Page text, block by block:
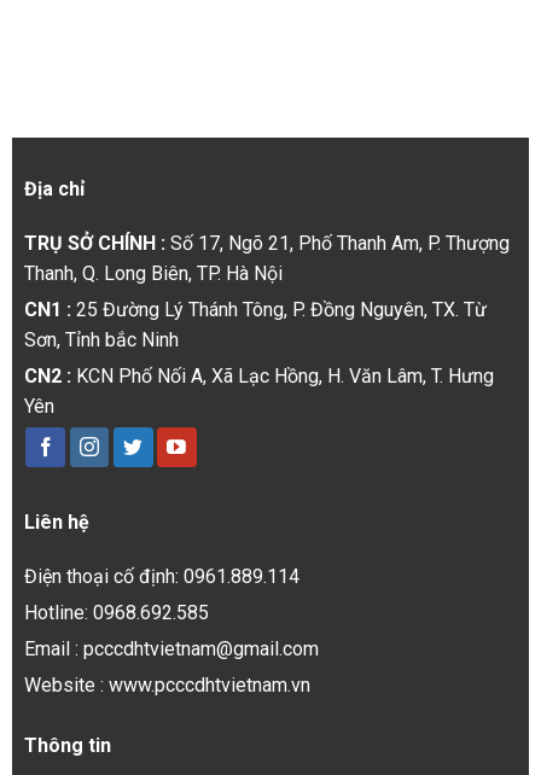
Địa chỉ
TRỤ SỞ CHÍNH : Số 17, Ngõ 21, Phố Thanh Am, P. Thượng
Thanh, Q. Long Biên, TP. Hà Nội
CN1 : 25 Đường Lý Thánh Tông, P. Đồng Nguyên, TX. Từ
Sơn, Tỉnh bắc Ninh
CN2 : KCN Phố Nối A, Xã Lạc Hồng, H. Văn Lâm, T. Hưng
Yên
Liên hệ
Điện thoại cố định: 0961.889.114
Hotline: 0968.692.585
Email : pcccdhtvietnam@gmail.com
Website : www.pcccdhtvietnam.vn
Thông tin